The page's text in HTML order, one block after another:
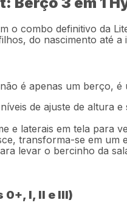
o combo definitivo da
do nascimento até
é apenas um berço,
de ajuste de altura
e laterais em tela para
transforma-se em um
levar o bercinho da
I, II e III)